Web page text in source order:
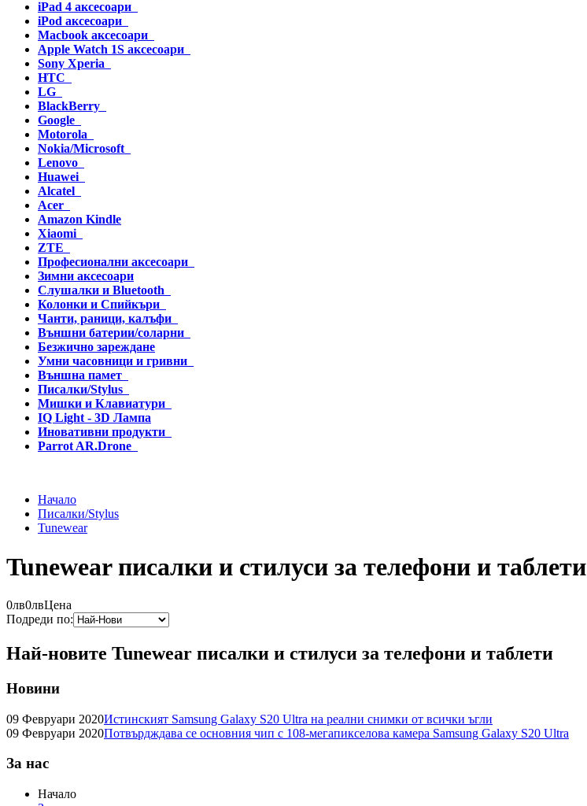
iPad 4 аксесоари
iPod аксесоари
Macbook аксесоари
Apple Watch 1S аксесоари
Sony Xperia
HTC
LG
BlackBerry
Google
Motorola
Nokia/Microsoft
Lenovo
Huawei
Alcatel
Acer
Amazon Kindle
Xiaomi
ZTE
Професионални аксесоари
Зимни аксесоари
Слушалки и Bluetooth
Колонки и Спийкъри
Чанти, раници, калъфи
Външни батерии/соларни
Безжично зареждане
Умни часовници и гривни
Външна памет
Писалки/Stylus
Мишки и Клавиатури
IQ Light - 3D Лампа
Иновативни продукти
Parrot AR.Drone
Начало
Писалки/Stylus
Tunewear
Tunewear писалки и стилуси за телефони и таблети
0лв0лвЦена
Подреди по:
Най-новите Tunewear писалки и стилуси за телефони и таблети
Новини
09 Февруари 2020Истинският Samsung Galaxy S20 Ultra на реални снимки от всички ъгли
09 Февруари 2020Потвърдждава се основния чип с 108-мегапикселова камера Samsung Galaxy S20 Ultra
За нас
Начало